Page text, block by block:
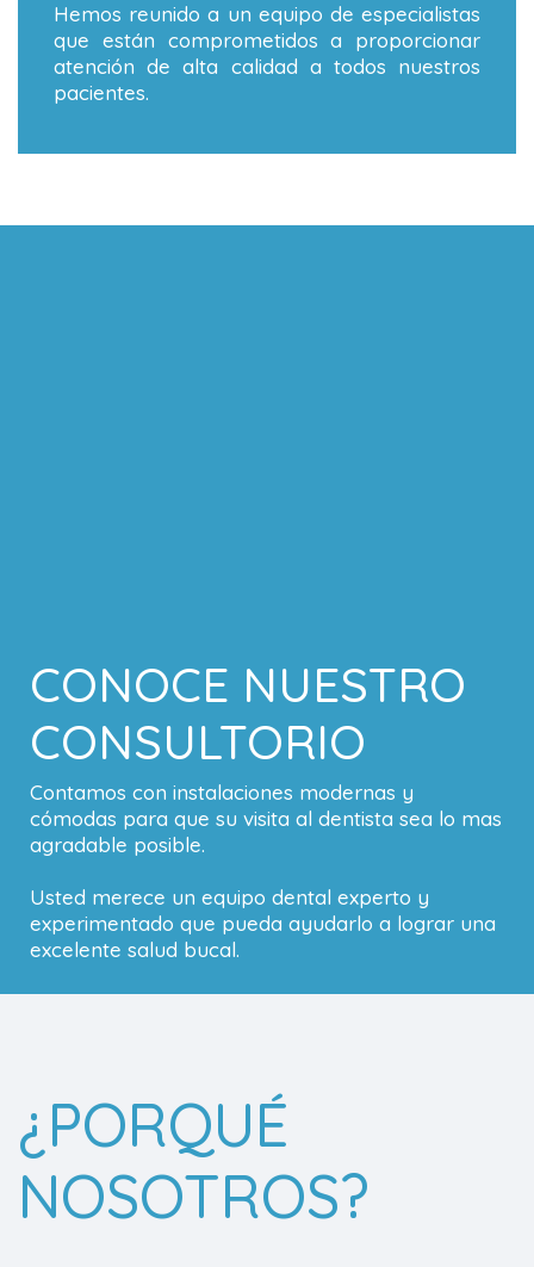
Hemos reunido a un equipo de especialistas
que están comprometidos a proporcionar
atención de alta calidad a todos nuestros
pacientes.
CONOCE NUESTRO
CONSULTORIO
Contamos con instalaciones modernas y
cómodas para que su visita al dentista sea lo mas
agradable posible.
Usted merece un equipo dental experto y
experimentado que pueda ayudarlo a lograr una
excelente salud bucal.
¿PORQUÉ
NOSOTROS?